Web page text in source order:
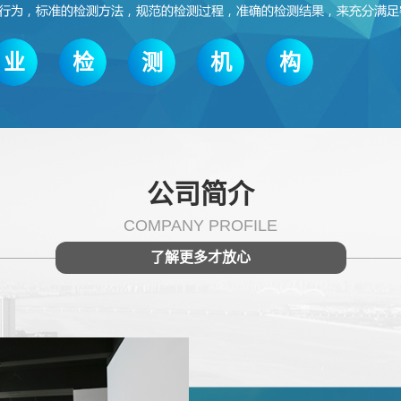
业 检 测 机 构
公司简介
COMPANY PROFILE
了解更多才放心